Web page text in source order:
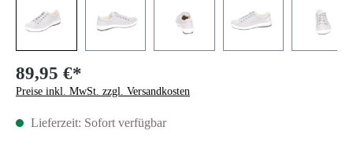
89,95 €*
Preise inkl. MwSt. zzgl. Versandkosten
Lieferzeit: Sofort verfügbar